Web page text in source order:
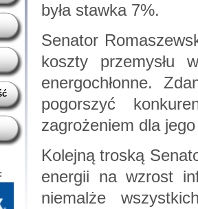
była stawka 7%.
Senator
koszty przemysłu
energochłonne.
pogorszyć
zagrożeniem dla
Kolejną troską
energii na wzrost
niemalże